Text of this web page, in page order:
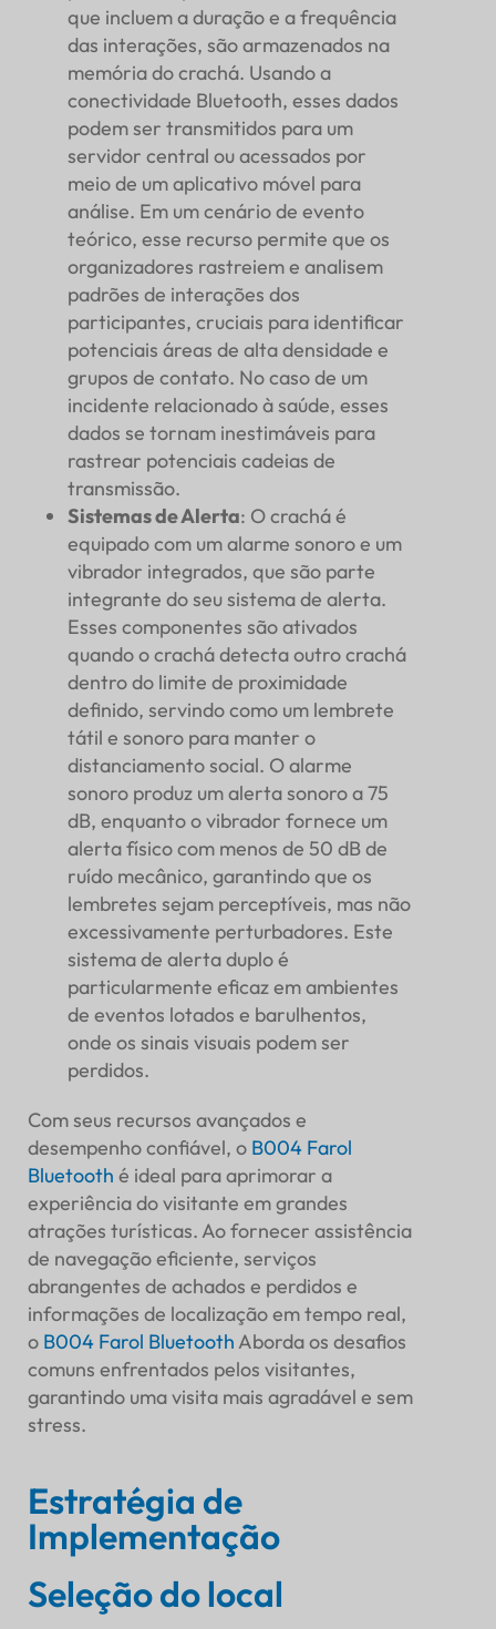
que incluem a duração e a frequência
das interações, são armazenados na
memória do crachá. Usando a
conectividade Bluetooth, esses dados
podem ser transmitidos para um
servidor central ou acessados por
meio de um aplicativo móvel para
análise. Em um cenário de evento
teórico, esse recurso permite que os
organizadores rastreiem e analisem
padrões de interações dos
participantes, cruciais para identificar
potenciais áreas de alta densidade e
grupos de contato. No caso de um
incidente relacionado à saúde, esses
dados se tornam inestimáveis para
rastrear potenciais cadeias de
transmissão.
Sistemas de Alerta: O crachá é
equipado com um alarme sonoro e um
vibrador integrados, que são parte
integrante do seu sistema de alerta.
Esses componentes são ativados
quando o crachá detecta outro crachá
dentro do limite de proximidade
definido, servindo como um lembrete
tátil e sonoro para manter o
distanciamento social. O alarme
sonoro produz um alerta sonoro a 75
dB, enquanto o vibrador fornece um
alerta físico com menos de 50 dB de
ruído mecânico, garantindo que os
lembretes sejam perceptíveis, mas não
excessivamente perturbadores. Este
sistema de alerta duplo é
particularmente eficaz em ambientes
de eventos lotados e barulhentos,
onde os sinais visuais podem ser
perdidos.
Com seus recursos avançados e
desempenho confiável, o B004 Farol
Bluetooth é ideal para aprimorar a
experiência do visitante em grandes
atrações turísticas. Ao fornecer assistência
de navegação eficiente, serviços
abrangentes de achados e perdidos e
informações de localização em tempo real,
o B004 Farol BluetoothAborda os desafios
comuns enfrentados pelos visitantes,
garantindo uma visita mais agradável e sem
stress.
Estratégia de
Implementação
Seleção do local